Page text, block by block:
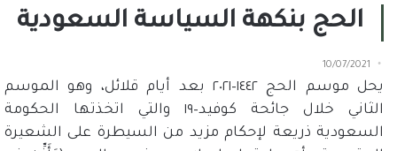
الحج بنكهة السياسة السعودية
10/07/2021
يحل موسم الحج ١٤٤٢ –
٢٠٢١ بعد أيام قلائل، وهو الموسم
الثاني خلال جائحة كوفيد–
١٩ والتي اتخذتها الحكومة
السعودية ذريعة لإحكام مزيد من السيطرة على الشعيرة